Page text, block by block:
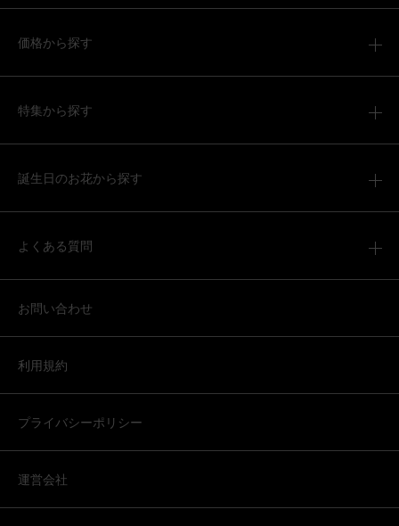
価格から探す
特集から探す
誕生日のお花から探す
よくある質問
お問い合わせ
利用規約
プライバシーポリシー
運営会社